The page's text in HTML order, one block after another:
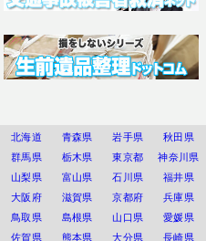
北海道 青森県 岩手県 秋田県
群馬県
栃木県 東京都 神奈川県
山梨県
富山県 石川県 福井県
大阪府
滋賀県 京都府 兵庫県
鳥取県
島根県 山口県 愛媛県
佐賀県
熊本県 大分県 長崎県